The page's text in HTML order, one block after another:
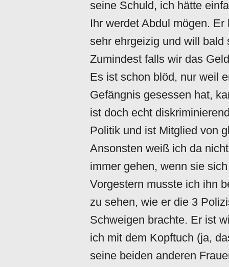
seine Schuld, ich hätte
Ihr werdet Abdul mögen.
sehr ehrgeizig und will bald
Zumindest falls wir das
Es ist schon blöd, nur weil
Gefängnis gesessen hat,
ist doch echt
Politik und ist Mitglied von
Ansonsten weiß ich da
immer gehen, wenn sie
Vorgestern musste ich ihn
zu sehen, wie er die 3
Schweigen brachte. Er ist
ich mit dem Kopftuch (ja,
seine beiden anderen